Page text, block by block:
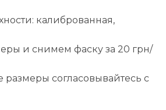
калиброванная,
и снимем фаску за 20 грн/
согласовывайтесь с